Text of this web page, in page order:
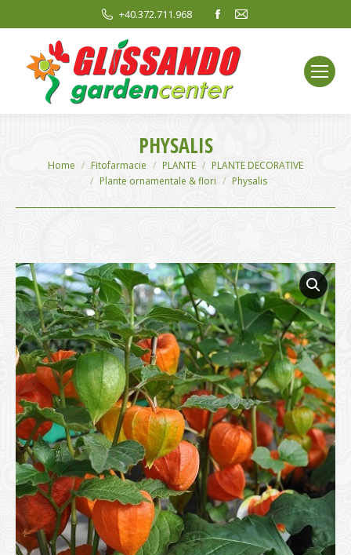
+40.372.711.968
Facebook
opens
in
new
window
Mail
window
PHYSALIS
You are here:
Home Fitofarmacie PLANTE
PLANTE DECORATIVE
Plante ornamentale & flori
Physalis